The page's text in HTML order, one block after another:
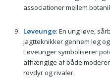
associationer mellem
Løveunge: En ung løve,
jagtteknikker gennem leg
Løveunger symboliserer
afhængige af både
rovdyr og rivaler.